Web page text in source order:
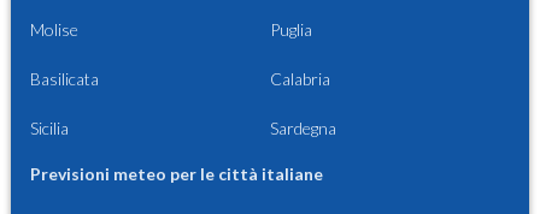
Molise Puglia
Basilicata Calabria
Sicilia Sardegna
Previsioni meteo per le città italiane